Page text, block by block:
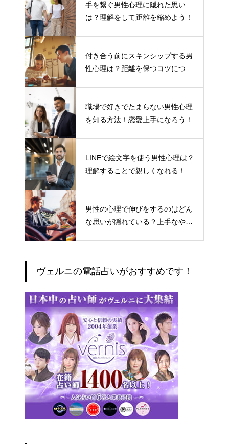
手を繋ぐ男性心理に隠れた思い
は？理解をして距離を縮めよう！
付き合う前にスキンシップする男
性心理は？距離を保つコツについ
職場で好きでたまらない男性心理
を知る方法！恋愛上手になろう！
LINEで絵文字を使う男性心理は？
理解することで親しくなれる！
男性の心理で伸びをするのはどん
な思いが隠れている？上手なやり
ヴェルニの電話占いがおすすめです！